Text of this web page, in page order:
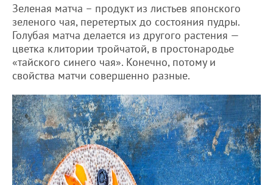
Зеленая матча – продукт из листьев японского
зеленого чая, перетертых до состояния пудры.
Голубая матча делается из другого растения —
цветка клитории тройчатой, в простонародье
«тайского синего чая». Конечно, потому и
свойства матчи совершенно разные.